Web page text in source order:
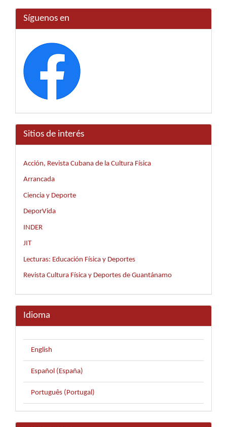
Síguenos en
Sitios de interés
Acción, Revista Cubana de la Cultura Física
Arrancada
Ciencia y Deporte
DeporVida
INDER
JIT
Lecturas: Educación Física y Deportes
Revista Cultura Física y Deportes de Guantánamo
Idioma
English
Español (España)
Português (Portugal)